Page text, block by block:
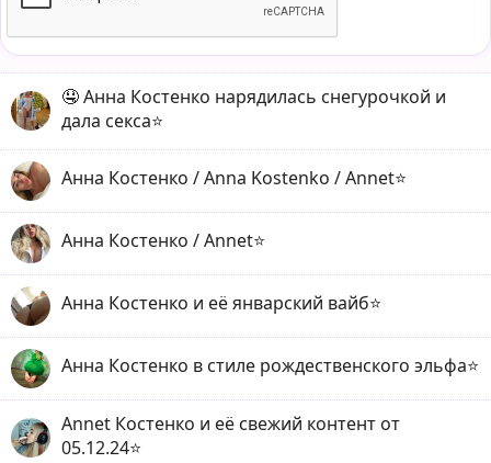
🤤 Анна Костенко нарядилась снегурочкой и
дала секса⭐️
Анна Костенко / Anna Kostenko / Annet⭐️
Анна Костенко / Annet⭐️
Анна Костенко и её январский вайб⭐️
Анна Костенко в стиле рождественского эльфа⭐️
Annet Костенко и её свежий контент от
05.12.24⭐️